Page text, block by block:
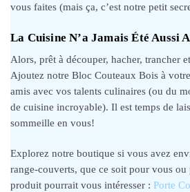
vous faites (mais ça, c’est notre petit
La Cuisine N’a Jamais Été Aussi
Alors, prêt à découper, hacher, trancher
Ajoutez notre Bloc Couteaux Bois à
amis avec vos talents culinaires (ou du
de cuisine incroyable). Il est temps de
sommeille en vous!
Explorez notre boutique si vous avez
range-couverts, que ce soit pour vous ou
produit pourrait vous intéresser : Porte